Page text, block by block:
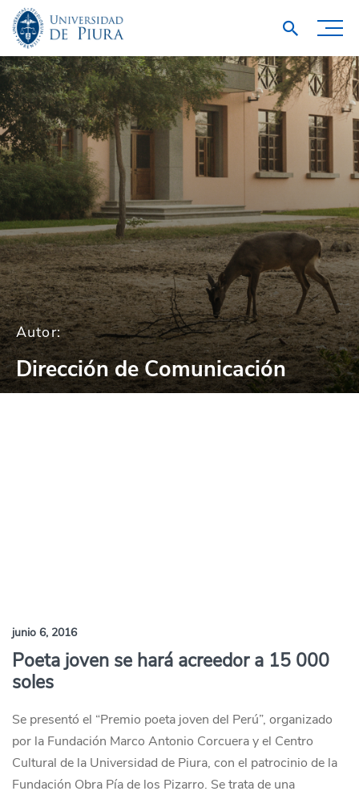
Autor:
Dirección de Comunicación
junio 6, 2016
Poeta joven se hará acreedor a 15 000
soles
Se presentó el “Premio poeta joven del Perú”, organizado
por la Fundación Marco Antonio Corcuera y el Centro
Cultural de la Universidad de Piura, con el patrocinio de la
Fundación Obra Pía de los Pizarro. Se trata de una